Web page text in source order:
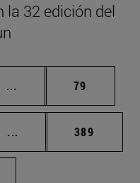
la 32 edición del
... Páginas intermedias
Página
79
... Páginas intermedias
Página
389